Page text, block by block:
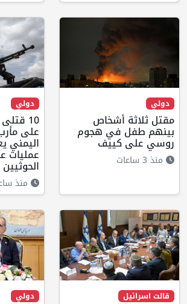
دولي
مقتل ثلاثة أشخاص
بينهم طفل في هجوم
روسي على كييف
منذ 3 ساعات
دولي
10
على
اليمني
عمليات
منذ
قالت اسرائيل دولي